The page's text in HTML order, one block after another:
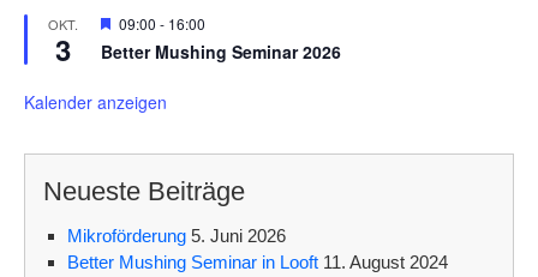
OKT.
3
H
r
o
e
o
e
n
09:00 - 16:00
Better Mushing Seminar 2026
Kalender anzeigen
Neueste Beiträge
Mikroförderung 5. Juni 2026
Better Mushing Seminar in Looft 11. August 2024